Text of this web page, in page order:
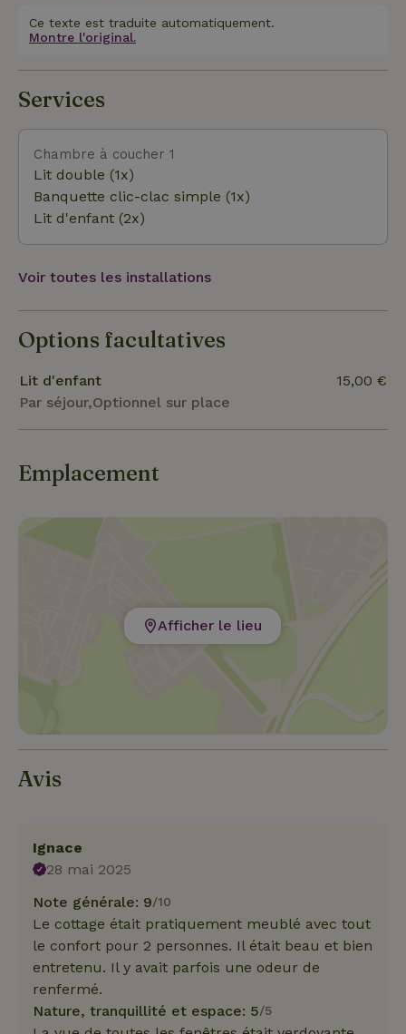
et de chouchoutage ou un moment sportif à deux
ou en petite famille, en faisant du vélo ou de la
randonnée ensemble dans une zone boisée à côté
du château de Leeuwergem ?
Ce texte est traduite automatiquement.
Montre l'original.
Services
Chambre à coucher 1
Lit double (1x)
Banquette clic-clac simple (1x)
Lit d'enfant (2x)
Voir toutes les installations
Options facultatives
Lit d'enfant
Par séjour,Optionnel sur place
15,00 €
Emplacement
Afficher le lieu
Avis
Ignace
28 mai 2025
Note générale: 9/10
Le cottage était pratiquement meublé avec tout
le confort pour 2 personnes. Il était beau et bien
entretenu. Il y avait parfois une odeur de
renfermé.
Nature, tranquillité et espace: 5/5